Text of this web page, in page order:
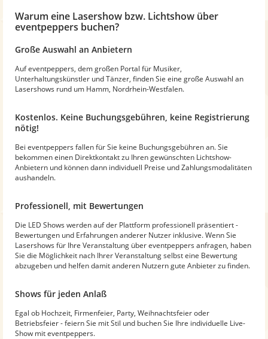
Warum eine Lasershow bzw. Lichtshow über
eventpeppers buchen?
Große Auswahl an Anbietern
Auf eventpeppers, dem großen Portal für Musiker,
Unterhaltungskünstler und Tänzer, finden Sie eine große Auswahl an
Lasershows rund um Hamm, Nordrhein-Westfalen.
Kostenlos. Keine Buchungsgebühren, keine Registrierung
nötig!
Bei eventpeppers fallen für Sie keine Buchungsgebühren an. Sie
bekommen einen Direktkontakt zu Ihren gewünschten Lichtshow-
Anbietern und können dann individuell Preise und Zahlungsmodalitäten
aushandeln.
Professionell, mit Bewertungen
Die LED Shows werden auf der Plattform professionell präsentiert -
Bewertungen und Erfahrungen anderer Nutzer inklusive. Wenn Sie
Lasershows für Ihre Veranstaltung über eventpeppers anfragen, haben
Sie die Möglichkeit nach Ihrer Veranstaltung selbst eine Bewertung
abzugeben und helfen damit anderen Nutzern gute Anbieter zu finden.
Shows für jeden Anlaß
Egal ob Hochzeit, Firmenfeier, Party, Weihnachtsfeier oder
Betriebsfeier - feiern Sie mit Stil und buchen Sie Ihre individuelle Live-
Show mit eventpeppers.